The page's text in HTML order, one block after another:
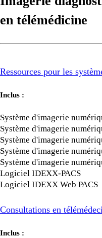
en télémédicine
Ressources pour les
Inclus :
Système d'imagerie
Système d'imagerie
Système d'imagerie
Système d'imagerie
Système d'imagerie
Logiciel IDEXX-PACS
Logiciel IDEXX Web PACS
Consultations en
Inclus :